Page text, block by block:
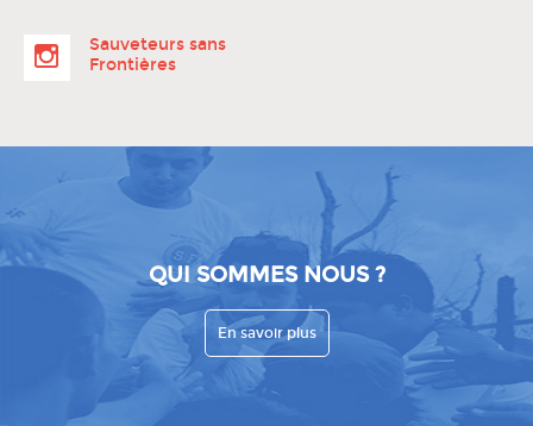
Sauveteurs sans
Frontières
QUI SOMMES NOUS ?
En savoir plus